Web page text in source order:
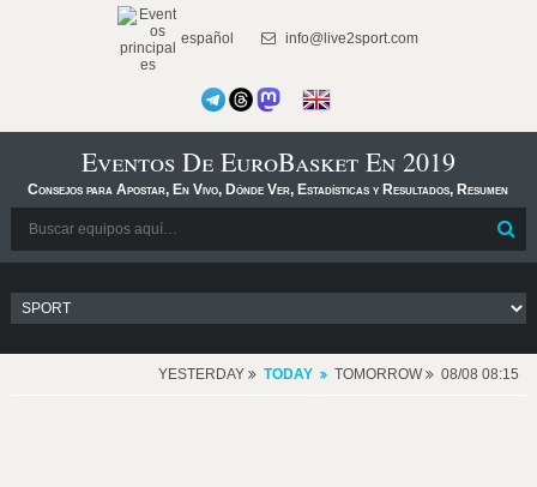
español info@live2sport.com
Eventos De EuroBasket En 2019
Consejos para Apostar, En Vivo, Dónde Ver, Estadísticas y Resultados, Resumen
YESTERDAY TODAY TOMORROW 08/08 08:15